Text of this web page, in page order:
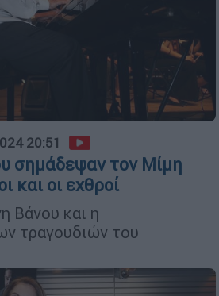
20:51
σημάδεψαν τον Μίμη
και οι εχθροί
Βάνου και η
τραγουδιών του